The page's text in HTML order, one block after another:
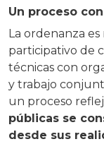
Un proceso
La ordenanza
participativo de
técnicas con
y trabajo
un proceso
públicas se
desde sus